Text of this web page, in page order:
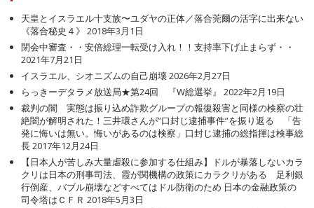
天皇とイスラエル十支族〜ユダヤの正体／落合莞爾の活字に出来ない
《落合秘史４》 2018年3月1日
閉会中審査・・安倍総理一転受け入れ！！支持率下げ止まらず・・
2021年7月21日
イスラエル、シオニズムの自己崩壊2026年2月27日
らっきーデタラメ放送局★第24回 『W総選挙』
2022年2月19日
裁判の闇 実態は振り込め詐欺グループの報復殺害と同様の検察の壮
絶闇が解明された！三井環さんが”口封じ逮捕事件”を振り返る 「告
発に悔いは無い。悔いがあるのは検察」口封じ逮捕の総指揮は検事総
長2017年12月24日
【日本人が苦しみ大量虐殺に参加する仕組み】ドルが暴落しないカラ
クリは日本の刑事司法、霞が関機構の政策にカラクリがある 足利銀
行倒産、バブル崩壊などすべてはドル防衛のため 日本の金融政策の
司令塔はＣＦＲ 2018年5月3日